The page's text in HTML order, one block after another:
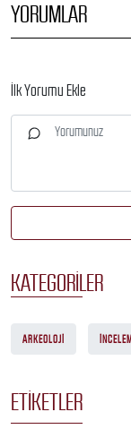
YORUMLAR
İlk Yorumu Ekle
KATEGORILER
ARKEOLOJI
ETIKETLER